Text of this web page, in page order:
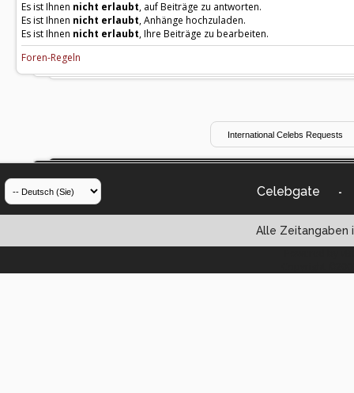
Es ist Ihnen nicht erlaubt, auf Beiträge zu antworten.
Es ist Ihnen nicht erlaubt, Anhänge hochzuladen.
Es ist Ihnen nicht erlaubt, Ihre Beiträge zu bearbeiten.
Foren-Regeln
Celebgate -
Alle Zeitangaben